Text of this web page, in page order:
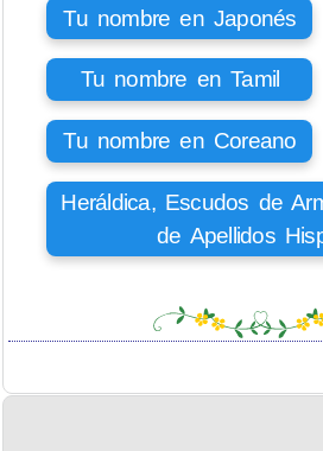
Tu nombre en Japonés
Tu nombre en Tamil
Tu nombre en Coreano
Heráldica, Escudos de
de Apellidos